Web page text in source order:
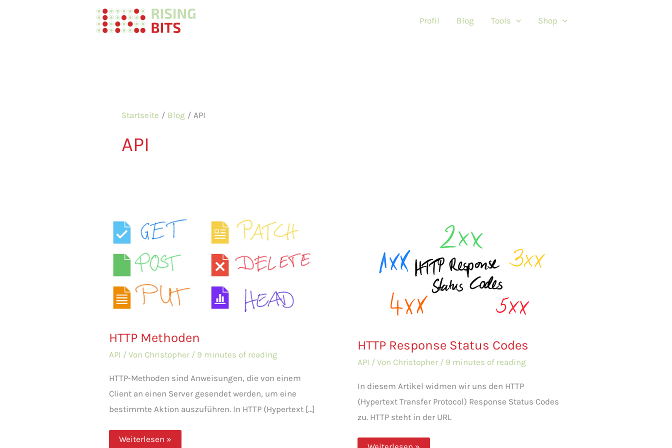
Profil Blog Tools Shop
Startseite Blog API
API
HTTP Methoden
API / Von Christopher / 9 minutes of reading
HTTP-Methoden sind Anweisungen, die von einem
Client an einen Server gesendet werden, um eine
bestimmte Aktion auszuführen. In HTTP (Hypertext […]
HTTP
Weiterlesen »
HTTP Response Status Codes
API / Von Christopher / 9 minutes of reading
In diesem Artikel widmen wir uns den HTTP
(Hypertext Transfer Protocol) Response Status Codes
zu. HTTP steht in der URL